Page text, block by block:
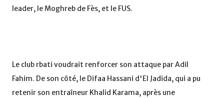
leader, le Moghreb de Fès, et le FUS.
Le club rbati voudrait renforcer son attaque par Adil
Fahim. De son côté, le Difaa Hassani d'El Jadida, qui a pu
retenir son entraîneur Khalid Karama, après une